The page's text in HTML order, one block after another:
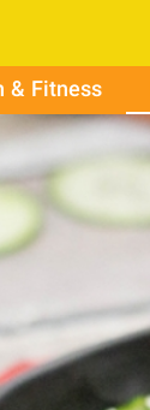
& Fitness